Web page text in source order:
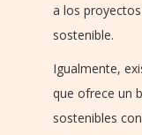
a los
sostenible.
Igualmente,
que ofrece un
sostenibles